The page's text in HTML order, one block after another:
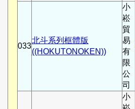
033
北斗系列框體版
((HOKUTONOKEN))
小
崧
貿
易
有
限
公
司
小